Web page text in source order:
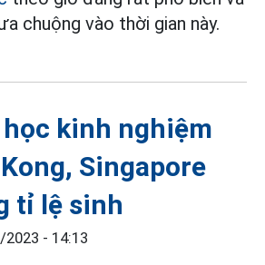
chuộng vào thời gian này.
học kinh nghiệm
Singapore
tỉ lệ sinh
- 14:13